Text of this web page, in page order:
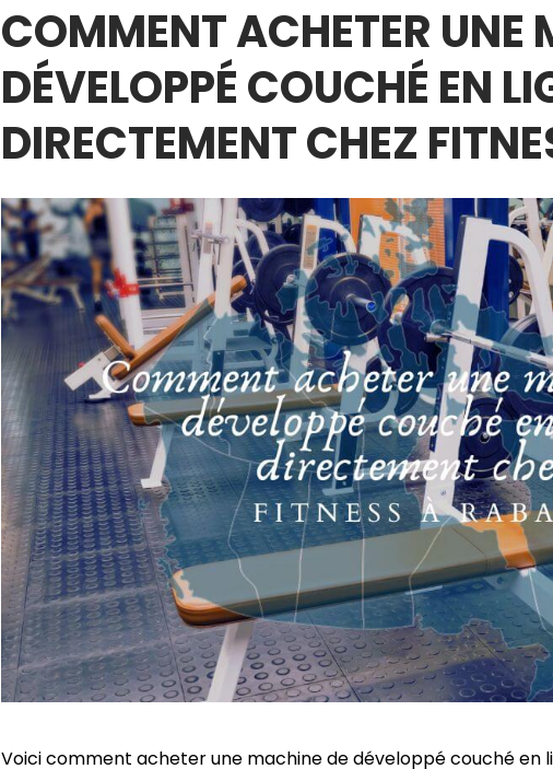
COMMENT ACHETER UNE
DÉVELOPPÉ COUCHÉ EN
DIRECTEMENT CHEZ
Voici comment acheter une machine de développé couché en